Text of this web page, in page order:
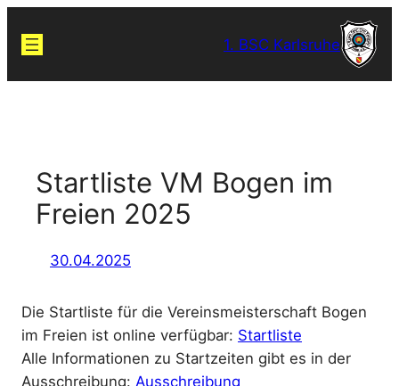
Inhalt
1. BSC Karlsruhe
Startliste VM Bogen im
Freien 2025
30.04.2025
Die Startliste für die Vereinsmeisterschaft Bogen
im Freien ist online verfügbar: Startliste
Alle Informationen zu Startzeiten gibt es in der
Ausschreibung: Ausschreibung